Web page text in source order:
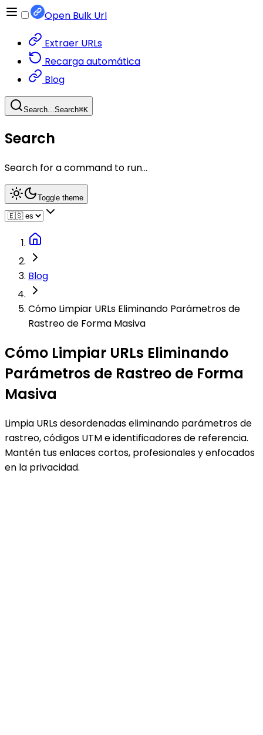
Open Bulk Url
Extraer URLs
Recarga automática
Blog
Search...Search⌘K
Search
Search for a command to run...
Toggle theme
Blog
Cómo Limpiar URLs Eliminando Parámetros de
Rastreo de Forma Masiva
Cómo Limpiar URLs Eliminando
Parámetros de Rastreo de Forma
Masiva
Limpia URLs desordenadas eliminando parámetros de
rastreo, códigos UTM e identificadores de referencia.
Mantén tus enlaces cortos, profesionales y enfocados
en la privacidad.